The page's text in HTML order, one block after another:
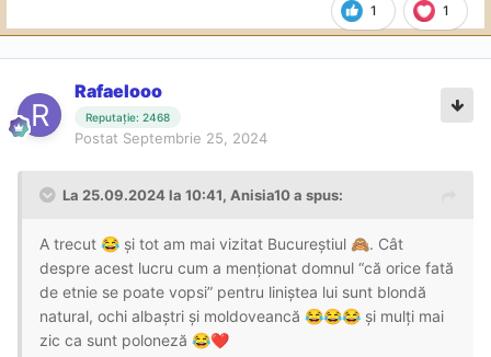
1 1
Rafaelooo
Reputație: 2468
Postat Septembrie 25, 2024
La 25.09.2024 la 10:41, Anisia10a spus:
A trecut 😂 și tot am mai vizitat Bucureștiul 🙈. Cât
despre acest lucru cum a menționat domnul “că orice fată
de etnie se poate vopsi” pentru liniștea lui sunt blondă
natural, ochi albaștri și moldoveancă 😂😂😂 și mulți mai
zic ca sunt poloneză 😂❤️